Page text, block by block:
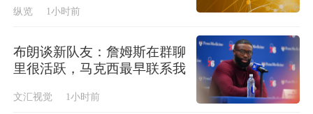
纵览 1小时前
布朗谈新队友：詹姆斯在群聊
里很活跃，马克西最早联系我
文汇视觉 1小时前